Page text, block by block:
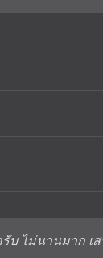
บ ไม่นานมาก เ